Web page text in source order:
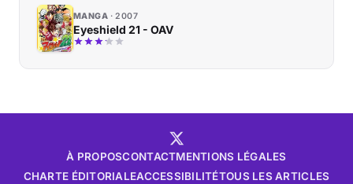
MANGA 2007
Eyeshield 21 - OAV
À PROPOSCONTACTMENTIONS LÉGALES
CHARTE ÉDITORIALEACCESSIBILITÉTOUS LES ARTICLES